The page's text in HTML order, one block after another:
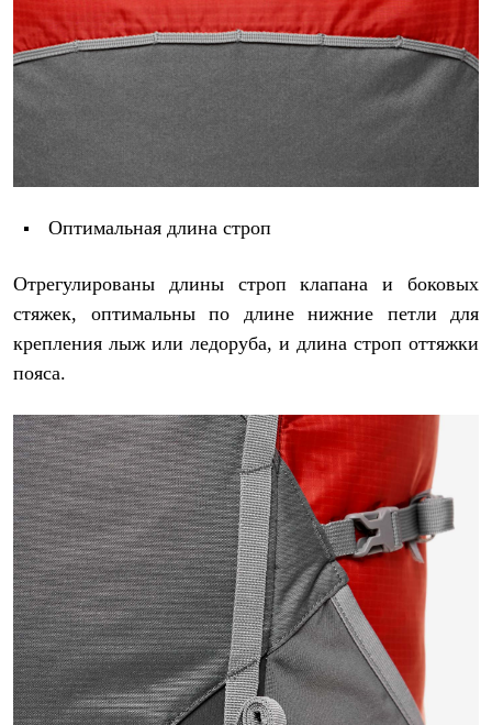
Оптимальная длина строп
Отрегулированы длины строп клапана и боковых
стяжек, оптимальны по длине нижние петли для
крепления лыж или ледоруба, и длина строп оттяжки
пояса.